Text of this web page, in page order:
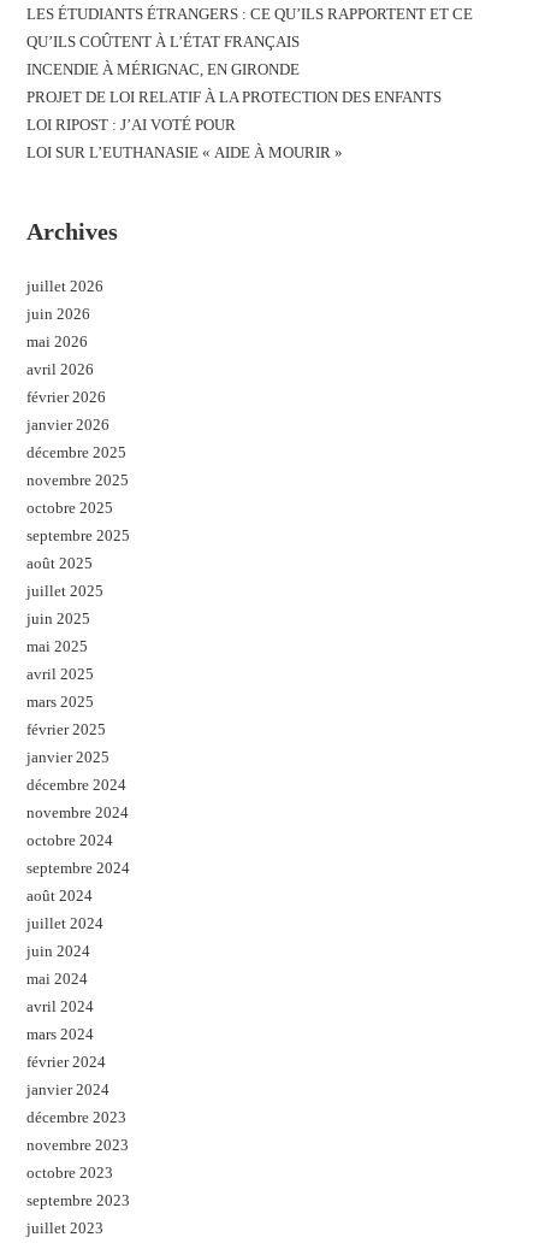
LES ÉTUDIANTS ÉTRANGERS : CE QU’ILS RAPPORTENT ET CE
QU’ILS COÛTENT À L’ÉTAT FRANÇAIS
INCENDIE À MÉRIGNAC, EN GIRONDE
PROJET DE LOI RELATIF À LA PROTECTION DES ENFANTS
LOI RIPOST : J’AI VOTÉ POUR
LOI SUR L’EUTHANASIE « AIDE À MOURIR »
Archives
juillet 2026
juin 2026
mai 2026
avril 2026
février 2026
janvier 2026
décembre 2025
novembre 2025
octobre 2025
septembre 2025
août 2025
juillet 2025
juin 2025
mai 2025
avril 2025
mars 2025
février 2025
janvier 2025
décembre 2024
novembre 2024
octobre 2024
septembre 2024
août 2024
juillet 2024
juin 2024
mai 2024
avril 2024
mars 2024
février 2024
janvier 2024
décembre 2023
novembre 2023
octobre 2023
septembre 2023
juillet 2023